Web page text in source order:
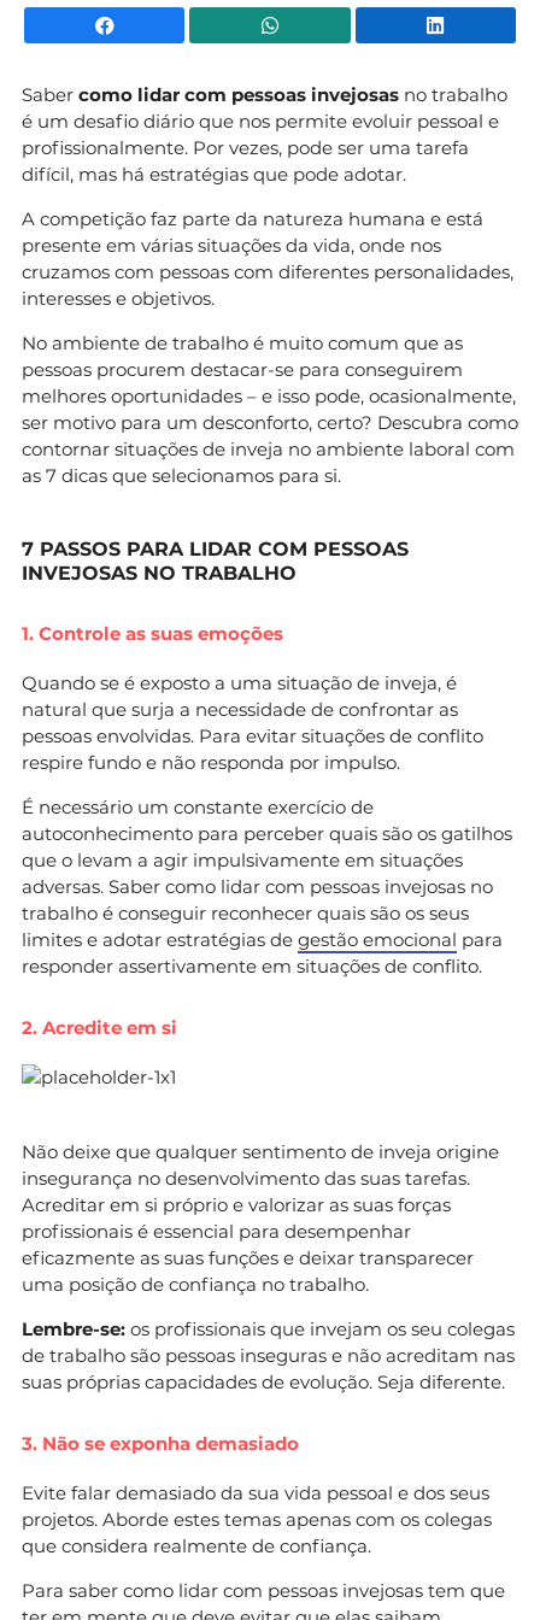
Facebook WhatsApp
Saber como lidar com pessoas invejosas no trabalho
é um desafio diário que nos permite evoluir pessoal e
profissionalmente. Por vezes, pode ser uma tarefa
difícil, mas há estratégias que pode adotar.
A competição faz parte da natureza humana e está
presente em várias situações da vida, onde nos
cruzamos com pessoas com diferentes personalidades,
interesses e objetivos.
No ambiente de trabalho é muito comum que as
pessoas procurem destacar-se para conseguirem
melhores oportunidades – e isso pode, ocasionalmente,
ser motivo para um desconforto, certo? Descubra como
contornar situações de inveja no ambiente laboral com
as 7 dicas que selecionamos para si.
7 PASSOS PARA LIDAR COM PESSOAS
INVEJOSAS NO TRABALHO
1. Controle as suas emoções
Quando se é exposto a uma situação de inveja, é
natural que surja a necessidade de confrontar as
pessoas envolvidas. Para evitar situações de conflito
respire fundo e não responda por impulso.
É necessário um constante exercício de
autoconhecimento para perceber quais são os gatilhos
que o levam a agir impulsivamente em situações
adversas. Saber como lidar com pessoas invejosas no
trabalho é conseguir reconhecer quais são os seus
limites e adotar estratégias de gestão emocional para
responder assertivamente em situações de conflito.
2. Acredite em si
Não deixe que qualquer sentimento de inveja origine
insegurança no desenvolvimento das suas tarefas.
Acreditar em si próprio e valorizar as suas forças
profissionais é essencial para desempenhar
eficazmente as suas funções e deixar transparecer
uma posição de confiança no trabalho.
Lembre-se: os profissionais que invejam os seu colegas
de trabalho são pessoas inseguras e não acreditam nas
suas próprias capacidades de evolução. Seja diferente.
3. Não se exponha demasiado
Evite falar demasiado da sua vida pessoal e dos seus
projetos. Aborde estes temas apenas com os colegas
que considera realmente de confiança.
Para saber como lidar com pessoas invejosas tem que